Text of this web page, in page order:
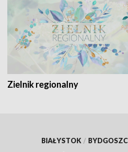
Zielnik regionalny
BIAŁYSTOK /